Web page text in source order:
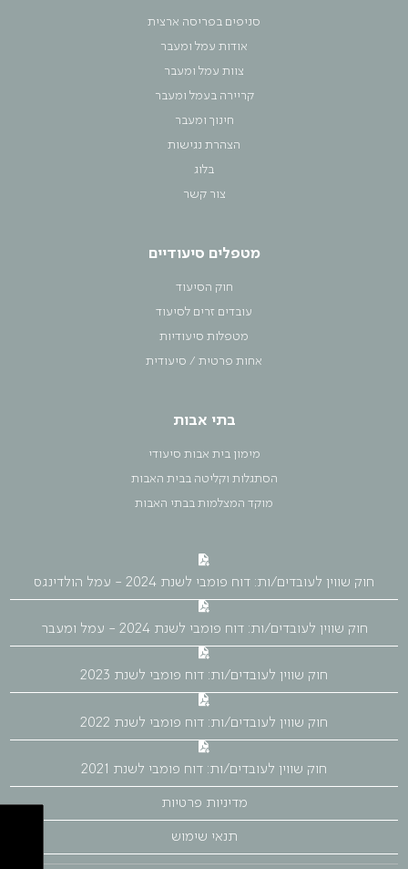
סניפים בפריסה ארצית
אודות עמל ומעבר
צוות עמל ומעבר
קריירה בעמל ומעבר
חינוך ומעבר
הצהרת נגישות
בלוג
צור קשר
מטפלים סיעודיים
חוק הסיעוד
עובדים זרים לסיעוד
מטפלות סיעודיות
אחות פרטית / סיעודית
בתי אבות
מימון בית אבות סיעודי
הסתגלות וקליטה בבית האבות
מוקד המצלמות בבתי האבות
חוק שווין לעובדים/ות: דוח פומבי לשנת 2024 - עמל הולדינגס
חוק שווין לעובדים/ות: דוח פומבי לשנת 2024 - עמל ומעבר
חוק שווין לעובדים/ות: דוח פומבי לשנת 2023
חוק שווין לעובדים/ות: דוח פומבי לשנת 2022
חוק שווין לעובדים/ות: דוח פומבי לשנת 2021
מדיניות פרטיות
תנאי שימוש